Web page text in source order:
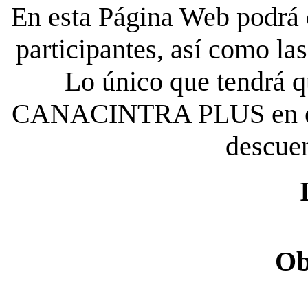
En esta Página Web
participantes, así como
Lo único que tendrá
CANACINTRA PLUS en